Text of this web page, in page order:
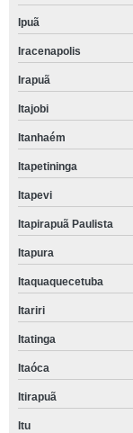
Ipuã
Iracenapolis
Irapuã
Itajobi
Itanhaém
Itapetininga
Itapevi
Itapirapuã Paulista
Itapura
Itaquaquecetuba
Itariri
Itatinga
Itaóca
Itirapuã
Itu